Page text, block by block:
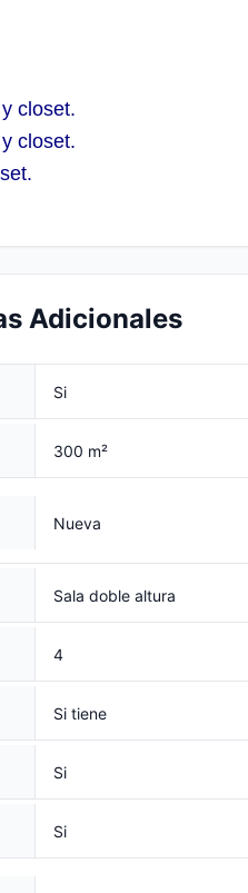
closet.
closet.
Adicionales
Si
300 m²
Nueva
Sala doble altura
4
Si tiene
Si
Si